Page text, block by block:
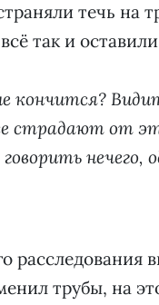
течь на
так и
кончится?
страдают от
нечего,
расследования
трубы, на